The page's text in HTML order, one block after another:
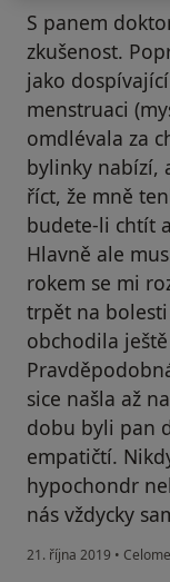
S panem
zkušenost.
jako
menstruaci
omdlévala za
bylinky nabízí,
říct, že mně
budete-li chtít
Hlavně ale
rokem se mi
trpět na
obchodila
sice našla až
dobu byli pan
empatičtí.
hypochondr
nás vždycky
21. října 2019 •